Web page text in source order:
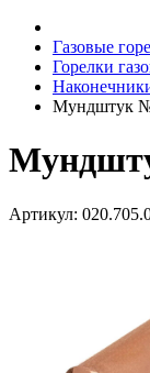
Газовые
Горелки
Мундштук
Артикул: